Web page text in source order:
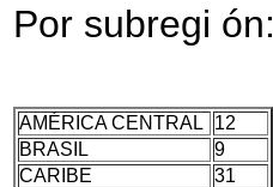
Por subregi ón:
AMÉRICA CENTRAL
12
BRASIL
9
CARIBE
31